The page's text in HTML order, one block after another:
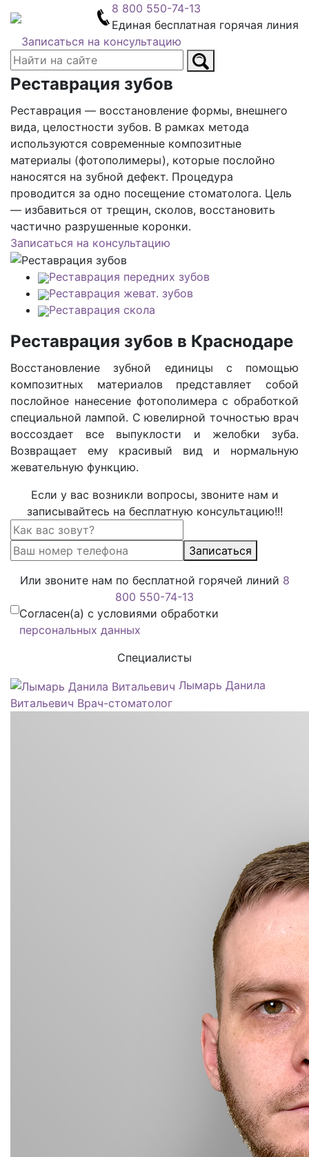
8 800 550-74-13
Единая бесплатная горячая линия
Записаться на консультацию
Реставрация зубов
Реставрация — восстановление формы, внешнего
вида, целостности зубов. В рамках метода
используются современные композитные
материалы (фотополимеры), которые послойно
наносятся на зубной дефект. Процедура
проводится за одно посещение стоматолога. Цель
— избавиться от трещин, сколов, восстановить
частично разрушенные коронки.
Записаться на консультацию
Реставрация передних зубов
Реставрация жеват. зубов
Реставрация скола
Реставрация зубов в Краснодаре
Восстановление зубной единицы с помощью
композитных материалов представляет собой
послойное нанесение фотополимера с обработкой
специальной лампой. С ювелирной точностью врач
воссоздает все выпуклости и желобки зуба.
Возвращает ему красивый вид и нормальную
жевательную функцию.
Если у вас возникли вопросы, звоните нам и
записывайтесь на бесплатную консультацию!!!
Записаться
Или звоните нам по бесплатной горячей линий 8
800 550-74-13
Согласен(а) с условиями обработки
персональных данных
Специалисты
Лымарь Данила
Витальевич Врач-стоматолог